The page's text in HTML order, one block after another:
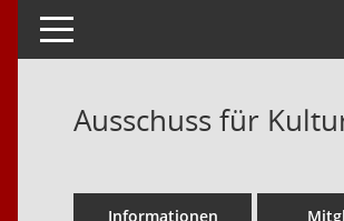
Toggle navigation
Ausschuss für
Informationen